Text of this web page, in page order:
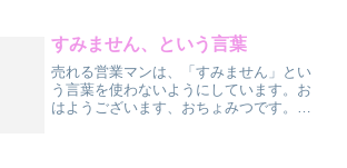
んですか？って感じでした。...
すみません、という言葉
売れる営業マンは、「すみません」とい
う言葉を使わないようにしています。お
はようございます、おちょみつです。以